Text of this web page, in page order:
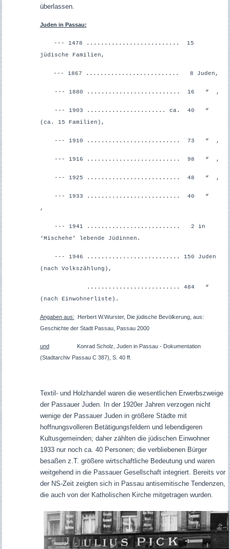
überlassen.
Juden in Passau:
--- 1478 .......................... 15
jüdische Familien,
--- 1867 .......................... 8 Juden,
--- 1880 .......................... 16 “ ,
--- 1903 ...................... ca. 40 “
(ca. 15 Familien),
--- 1910 .......................... 73 “ ,
--- 1916 .......................... 98 “ ,
--- 1925 .......................... 48 “ ,
--- 1933 .......................... 40 “
,
--- 1941 .......................... 2 in
‘Mischehe’ lebende Jüdinnen.
--- 1946 .......................... 150 Juden
(nach Volkszählung ),
.......................... 484 “
(nach Einwohnerliste ).
Angaben aus: Herbert W.Wurster, Die jüdische Bevölkerung, aus:
Geschichte der Stadt Passau, Passau 2000
und Konrad Scholz, Juden in Passau - Dokumentation
(Stadtarchiv Passau C 387), S. 40 ff.
Textil- und Holzhandel waren die wesentlichen Erwerbszweige
der Passauer Juden. In der 1920er Jahren verzogen nicht
wenige der Passauer Juden in größere Städte mit
hoffnungsvolleren Betätigungsfeldern und lebendigeren
Kultusgemeinden; daher zählten die jüdischen Einwohner
1933 nur noch ca. 40 Personen; die verbliebenen Bürger
besaßen z.T. größere wirtschaftliche Bedeutung und waren
weitgehend in die Passauer Gesellschaft integriert. Bereits vor
der NS-Zeit zeigten sich in Passau antisemitische Tendenzen,
die auch von der Katholischen Kirche mitgetragen wurden.